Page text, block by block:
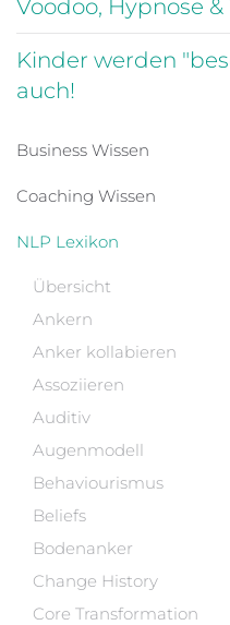
Voodoo, Hypnose
Kinder werden
auch!
Business Wissen
Coaching Wissen
NLP Lexikon
Übersicht
Ankern
Anker kollabieren
Assoziieren
Auditiv
Augenmodell
Behaviourismus
Beliefs
Bodenanker
Change History
Core Transformation